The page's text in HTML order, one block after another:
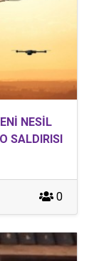
NESİL
SALDIRISI
0